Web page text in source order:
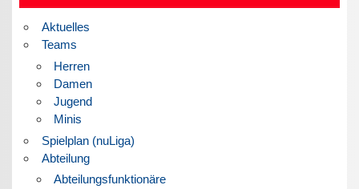
Aktuelles
Teams
Herren
Damen
Jugend
Minis
Spielplan (nuLiga)
Abteilung
Abteilungsfunktionäre